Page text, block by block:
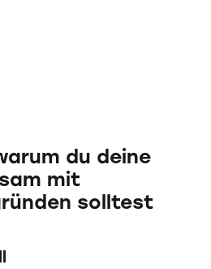
du deine
mit
solltest